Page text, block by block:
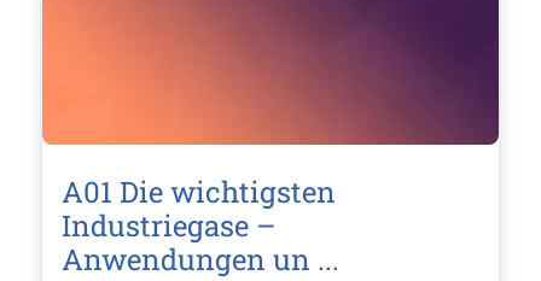
A01 Die wichtigsten
Industriegase –
Anwendungen un ...